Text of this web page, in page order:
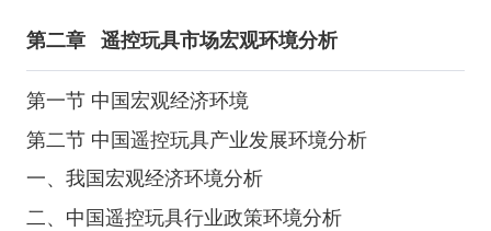
第二章 遥控玩具市场宏观环境分析
第一节 中国宏观经济环境
第二节 中国遥控玩具产业发展环境分析
一、我国宏观经济环境分析
二、中国遥控玩具行业政策环境分析